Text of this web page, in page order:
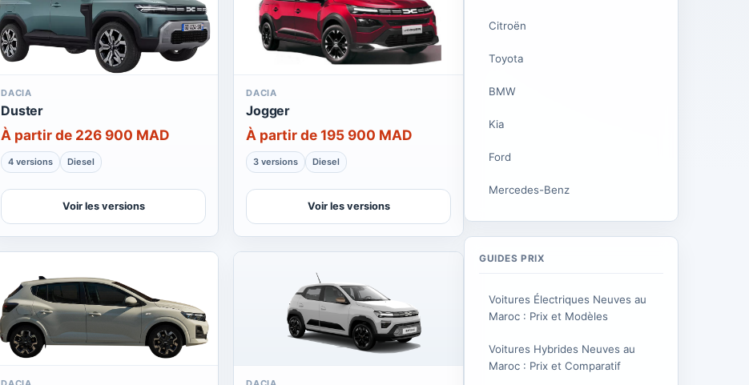
DACIA
Duster
À partir de 226 900 MAD
4 versions Diesel
Voir les versions
DACIA
Jogger
À partir de 195 900 MAD
3 versions Diesel
Voir les versions
Citroën
Toyota
BMW
Kia
Ford
Mercedes-Benz
GUIDES PRIX
Voitures Électriques Neuves au
Maroc : Prix et Modèles
Voitures Hybrides Neuves au
Maroc : Prix et Comparatif